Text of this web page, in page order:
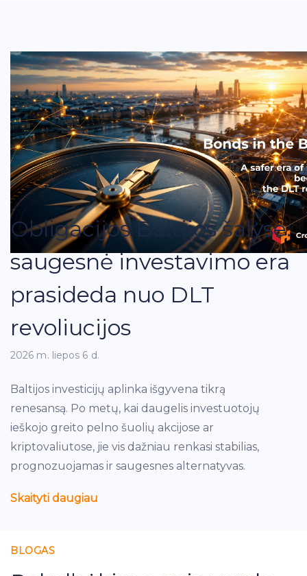
Obligacijos Baltijos šalyse:
saugesnė investavimo era
prasideda nuo DLT
revoliucijos
2026 m. liepos 6 d.
Baltijos investicijų aplinka išgyvena tikrą
renesansą. Po metų, kai daugelis investuotojų
ieškojo greito pelno šuolių akcijose ar
kriptovaliutose, jie vis dažniau renkasi stabilias,
prognozuojamas ir saugesnes alternatyvas.
Skaityti daugiau
BLOGAS